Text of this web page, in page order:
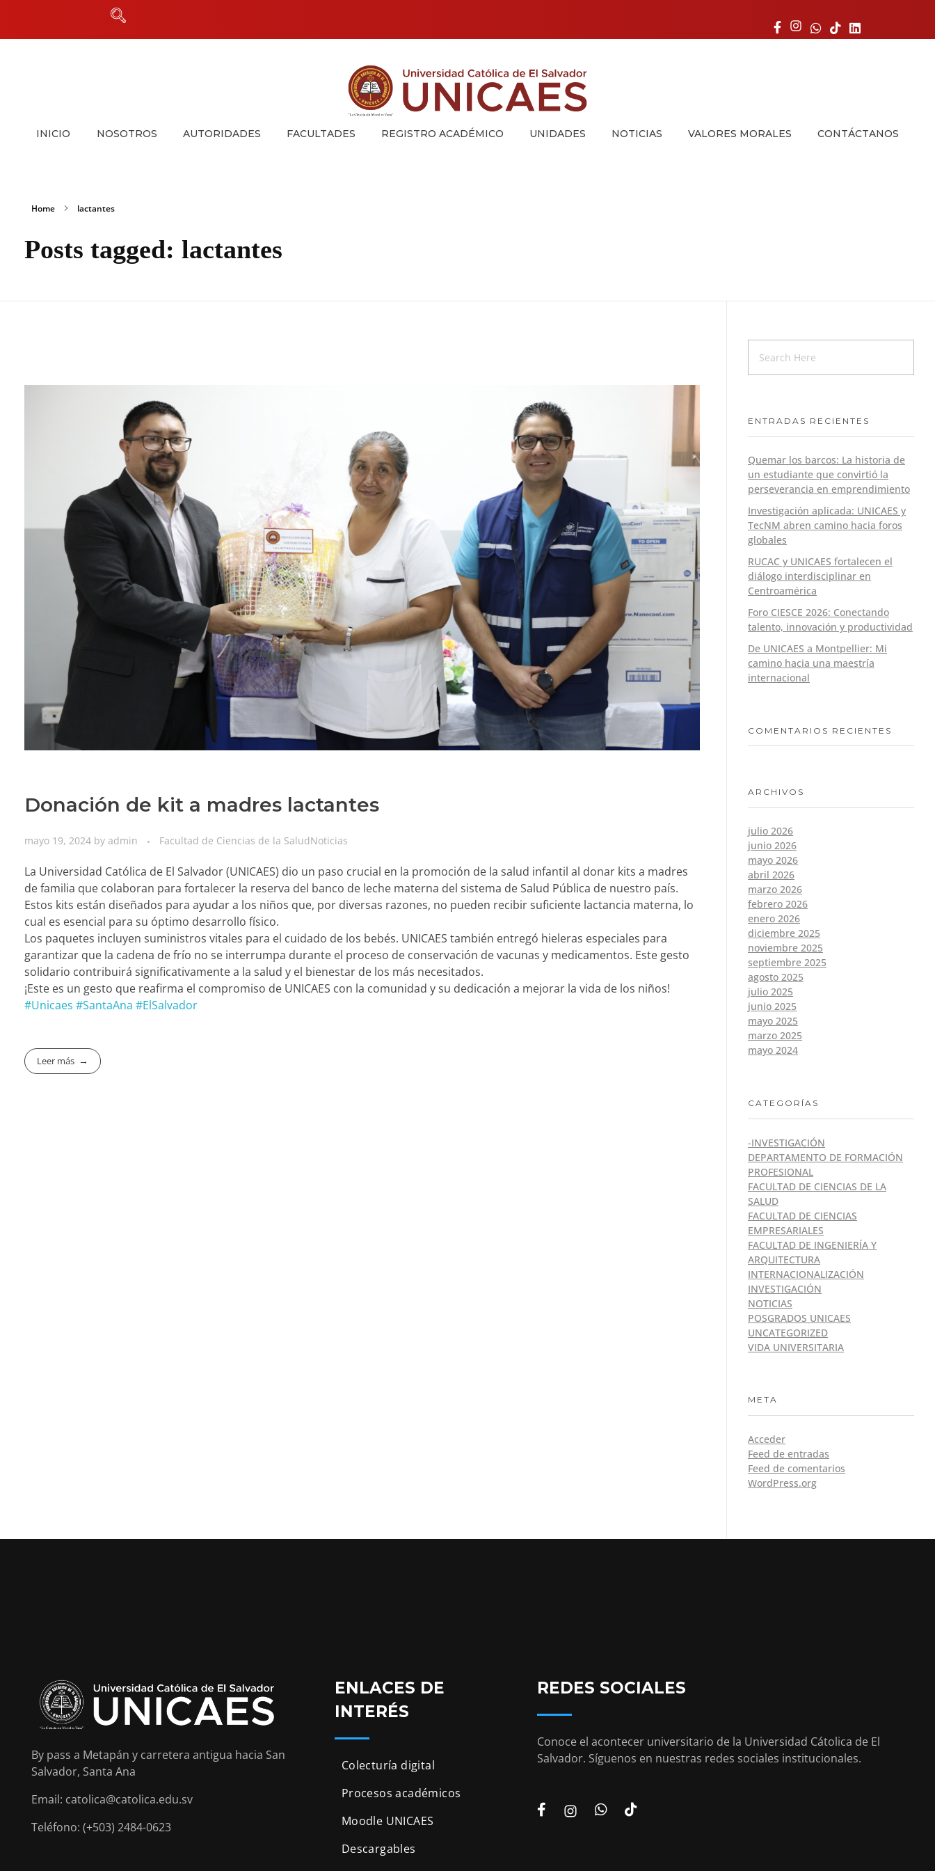
Universidad Católica de El Salvador
UNICAES
INICIO NOSOTROS AUTORIDADES FACULTADES REGISTRO ACADÉMICO UNIDADES NOTICIAS VALORES MORALES CONTÁCTANOS
Home lactantes
Posts tagged: lactantes
Donación de kit a madres lactantes
mayo 19, 2024 by admin Facultad de Ciencias de la SaludNoticias
La Universidad Católica de El Salvador (UNICAES) dio un paso crucial en la promoción de la salud infantil al donar kits a madres
de familia que colaboran para fortalecer la reserva del banco de leche materna del sistema de Salud Pública de nuestro país.
Estos kits están diseñados para ayudar a los niños que, por diversas razones, no pueden recibir suficiente lactancia materna, lo
cual es esencial para su óptimo desarrollo físico.
Los paquetes incluyen suministros vitales para el cuidado de los bebés. UNICAES también entregó hieleras especiales para
garantizar que la cadena de frío no se interrumpa durante el proceso de conservación de vacunas y medicamentos. Este gesto
solidario contribuirá significativamente a la salud y el bienestar de los más necesitados.
¡Este es un gesto que reafirma el compromiso de UNICAES con la comunidad y su dedicación a mejorar la vida de los niños!
#Unicaes #SantaAna #ElSalvador
Leer más
ENTRADAS RECIENTES
Quemar los barcos: La historia de
un estudiante que convirtió la
perseverancia en emprendimiento
Investigación aplicada: UNICAES y
TecNM abren camino hacia foros
globales
RUCAC y UNICAES fortalecen el
diálogo interdisciplinar en
Centroamérica
Foro CIESCE 2026: Conectando
talento, innovación y productividad
De UNICAES a Montpellier: Mi
camino hacia una maestría
internacional
COMENTARIOS RECIENTES
ARCHIVOS
julio 2026
junio 2026
mayo 2026
abril 2026
marzo 2026
febrero 2026
enero 2026
diciembre 2025
noviembre 2025
septiembre 2025
agosto 2025
julio 2025
junio 2025
mayo 2025
marzo 2025
mayo 2024
CATEGORÍAS
-INVESTIGACIÓN
DEPARTAMENTO DE FORMACIÓN
PROFESIONAL
FACULTAD DE CIENCIAS DE LA
SALUD
FACULTAD DE CIENCIAS
EMPRESARIALES
FACULTAD DE INGENIERÍA Y
ARQUITECTURA
INTERNACIONALIZACIÓN
INVESTIGACIÓN
NOTICIAS
POSGRADOS UNICAES
UNCATEGORIZED
VIDA UNIVERSITARIA
META
Acceder
Feed de entradas
Feed de comentarios
WordPress.org
By pass a Metapán y carretera antigua hacia San
Salvador, Santa Ana
Email: catolica@catolica.edu.sv
Teléfono: (+503) 2484-0623
ENLACES DE
INTERÉS
Colecturía digital
Procesos académicos
Moodle UNICAES
Descargables
REDES SOCIALES
Conoce el acontecer universitario de la Universidad Cátolica de El
Salvador. Síguenos en nuestras redes sociales institucionales.